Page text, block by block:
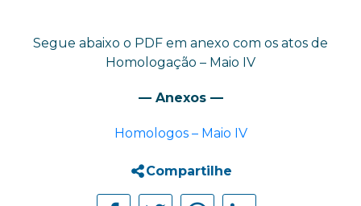
Segue abaixo o PDF em anexo com os atos de
Homologação – Maio IV
— Anexos —
Homologos – Maio IV
Compartilhe